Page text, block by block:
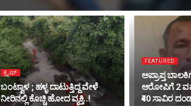
ಕ್ರೈಮ್
ಬಂಟ್ವಾಳ ; ಹಳ್ಳ ದಾಟುತ್ತಿದ್ದ ವೇಳೆ
ನೀರಿನಲ್ಲಿ ಕೊಚ್ಚಿ ಹೋದ ವ್ಯಕ್ತಿ..!
FEATURED
ಅಪ್ರಾಪ್ತ
ಆರೋಪಿಗೆ 2
₹40 ಸಾವಿರ